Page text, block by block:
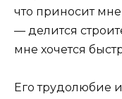
что приносит
— делится
мне хочется
Его трудолюбие